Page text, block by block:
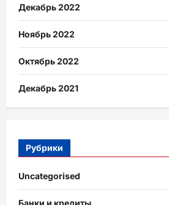
Декабрь 2022
Ноябрь 2022
Октябрь 2022
Декабрь 2021
Рубрики
Uncategorised
Банки и кредиты